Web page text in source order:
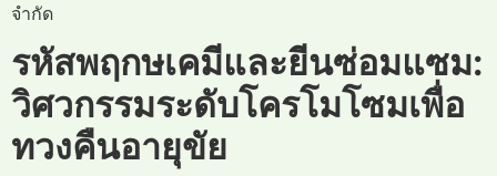
จำกัด
รหัสพฤกษเคมีและยีนซ่อมแซม:
วิศวกรรมระดับโครโมโซมเพื่อ
ทวงคืนอายุขัย